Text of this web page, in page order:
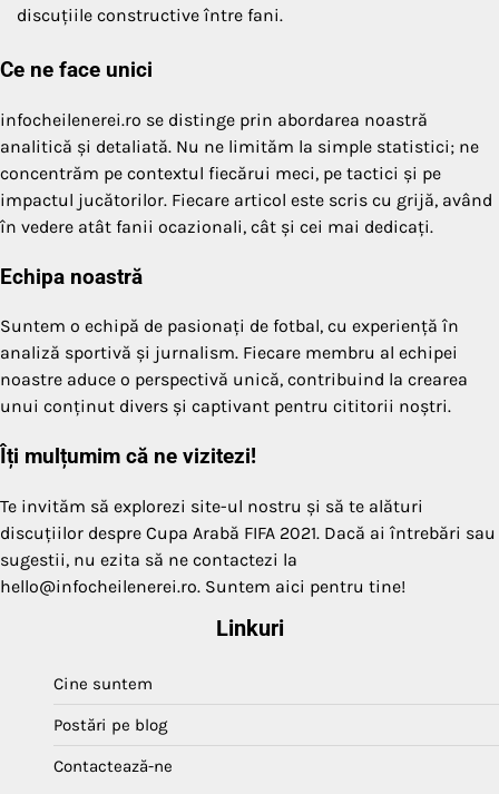
discuțiile constructive între fani.
Ce ne face unici
infocheilenerei.ro se distinge prin abordarea noastră
analitică și detaliată. Nu ne limităm la simple statistici; ne
concentrăm pe contextul fiecărui meci, pe tactici și pe
impactul jucătorilor. Fiecare articol este scris cu grijă, având
în vedere atât fanii ocazionali, cât și cei mai dedicați.
Echipa noastră
Suntem o echipă de pasionați de fotbal, cu experiență în
analiză sportivă și jurnalism. Fiecare membru al echipei
noastre aduce o perspectivă unică, contribuind la crearea
unui conținut divers și captivant pentru cititorii noștri.
Îți mulțumim că ne vizitezi!
Te invităm să explorezi site-ul nostru și să te alături
discuțiilor despre Cupa Arabă FIFA 2021. Dacă ai întrebări sau
sugestii, nu ezita să ne contactezi la
hello@infocheilenerei.ro. Suntem aici pentru tine!
Linkuri
Cine suntem
Postări pe blog
Contactează-ne